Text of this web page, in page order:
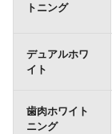
トニング
デュアルホワ
イト
歯肉ホワイト
ニング